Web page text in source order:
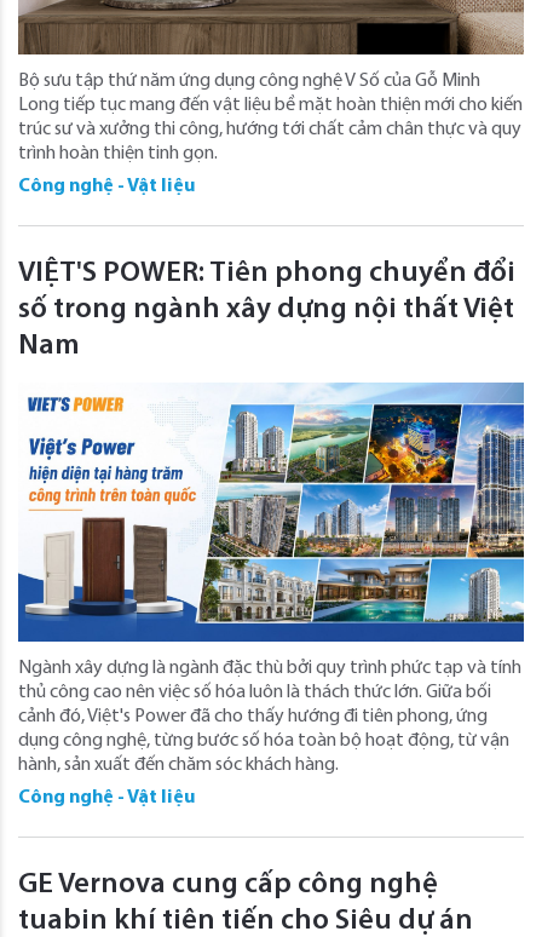
Bộ sưu tập thứ năm ứng dụng công nghệ V Số của Gỗ Minh
Long tiếp tục mang đến vật liệu bề mặt hoàn thiện mới cho kiến
trúc sư và xưởng thi công, hướng tới chất cảm chân thực và quy
trình hoàn thiện tinh gọn.
Công nghệ - Vật liệu
VIỆT'S POWER: Tiên phong chuyển đổi
số trong ngành xây dựng nội thất Việt
Nam
Ngành xây dựng là ngành đặc thù bởi quy trình phức tạp và tính
thủ công cao nên việc số hóa luôn là thách thức lớn. Giữa bối
cảnh đó, Việt's Power đã cho thấy hướng đi tiên phong, ứng
dụng công nghệ, từng bước số hóa toàn bộ hoạt động, từ vận
hành, sản xuất đến chăm sóc khách hàng.
Công nghệ - Vật liệu
GE Vernova cung cấp công nghệ
tuabin khí tiên tiến cho Siêu dự án